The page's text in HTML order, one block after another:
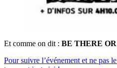
Et comme on dit : BE THERE
Pour suivre l’événement et ne pas